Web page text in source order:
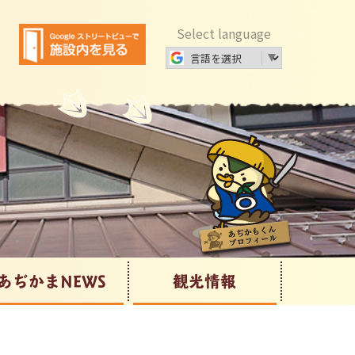
Select language
ぢかまNEWS 観光情報